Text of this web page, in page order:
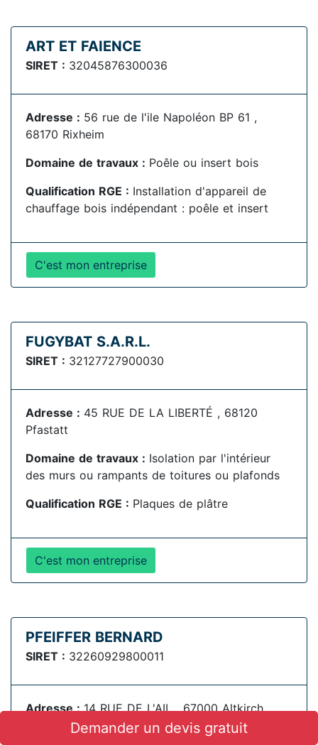
ART ET FAIENCE
SIRET : 32045876300036
Adresse : 56 rue de l'ile Napoléon BP 61 ,
68170 Rixheim
Domaine de travaux : Poêle ou insert bois
Qualification RGE : Installation d'appareil de
chauffage bois indépendant : poêle et insert
C'est mon entreprise
FUGYBAT S.A.R.L.
SIRET : 32127727900030
Adresse : 45 RUE DE LA LIBERTÉ , 68120
Pfastatt
Domaine de travaux : Isolation par l'intérieur
des murs ou rampants de toitures ou plafonds
Qualification RGE : Plaques de plâtre
C'est mon entreprise
PFEIFFER BERNARD
SIRET : 32260929800011
Adresse :14 RUE DE L'AIL , 67000 Altkirch
Domaine de travaux :Architecte
Demander un devis gratuit